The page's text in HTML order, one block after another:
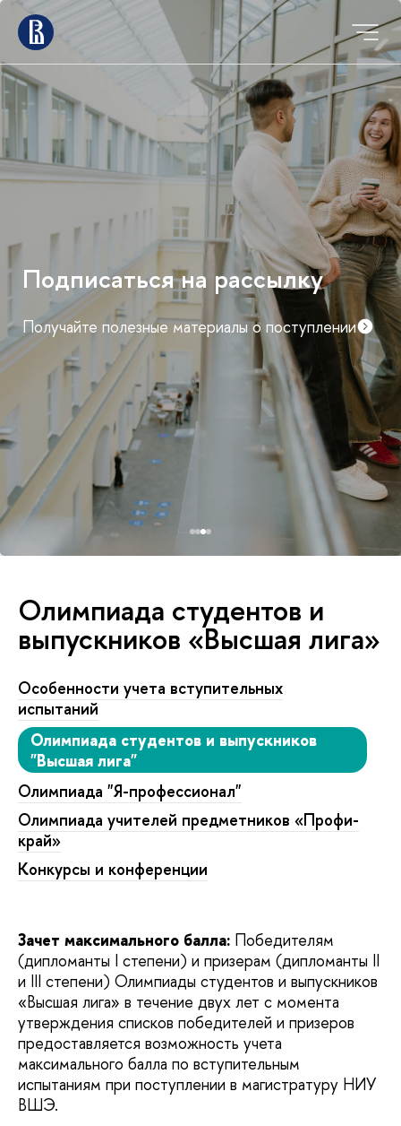
Мероприятия для
абитуриентов магистратуры
График дней открытых дверей и консультаций
факультетов
Олимпиада студентов и
выпускников «Высшая лига»
Особенности учета вступительных
испытаний
Олимпиада студентов и выпускников
"Высшая лига"
Олимпиада "Я-профессионал"
Олимпиада учителей предметников «Профи-
край»
Конкурсы и конференции
Зачет максимального балла: Победителям
(дипломанты I степени) и призерам (дипломанты II
и III степени) Олимпиады студентов и выпускников
«Высшая лига» в течение двух лет с момента
утверждения списков победителей и призеров
предоставляется возможность учета
максимального балла по вступительным
испытаниям при поступлении в магистратуру НИУ
ВШЭ.